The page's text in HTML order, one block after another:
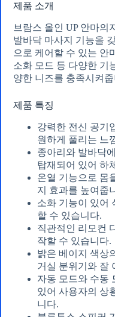
제품 소개
브람스 올인 UP 안마의
발바닥 마사지 기능을
으로 케어할 수 있는 안
소화 모드 등 다양한 기
양한 니즈를 충족시켜
제품 특징
강력한 전신 공기
원하게 풀리는 느
종아리와 발바닥
탑재되어 있어 하
온열 기능으로 몸
지 효과를 높여줍
소화 기능이 있어
할 수 있습니다.
직관적인 리모컨
작할 수 있습니다.
밝은 베이지 색상
거실 분위기와 잘
자동 모드와 수동
있어 사용자의 상
니다.